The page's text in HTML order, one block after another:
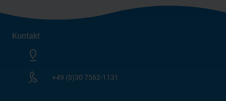
Kontakt
+49 (0)30 7562-1131